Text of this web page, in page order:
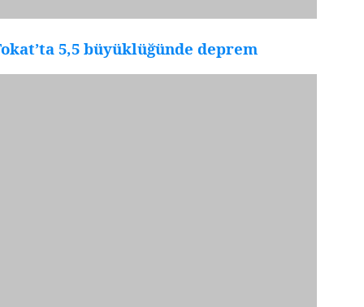
5,5 büyüklüğünde deprem